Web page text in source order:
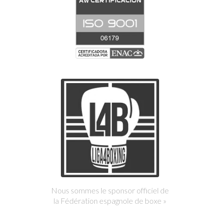
Nous sommes le sponsor officiel de
la Fédération espagnole de boxe »